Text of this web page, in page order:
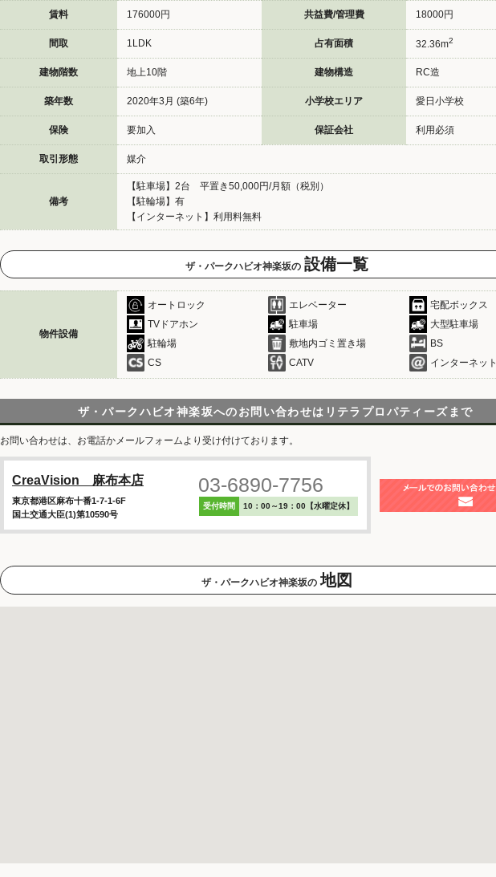
賃料 176000円 共益費/管理費 18000円
間取 1LDK 占有面積 32.36m2
建物階数 地上10階 建物構造 RC造
築年数 2020年3月 (築6年) 小学校エリア 愛日小学校
保険 要加入 保証会社 利用必須
取引形態 媒介
備考
【駐車場】2台 平置き50,000円/月額（税別）
【駐輪場】有
【インターネット】利用料無料
ザ・パークハビオ神楽坂の 設備一覧
物件設備
オートロック エレベーター
宅配ボックス
TVドアホン
駐車場
大型駐車場
駐輪場
敷地内ゴミ置き場
BS
CS
CATV インターネット
ザ・パークハビオ神楽坂へのお問い合わせは リテラプロパティーズまで
お問い合わせは、お電話かメールフォームより受け付けております。
CreaVision 麻布本店
東京都港区麻布十番1-7-1-6F
国土交通大臣(1)第10590号
03-6890-7756
受付時間 10：00～19：00【水曜定休】
ザ・パークハビオ神楽坂の 地図